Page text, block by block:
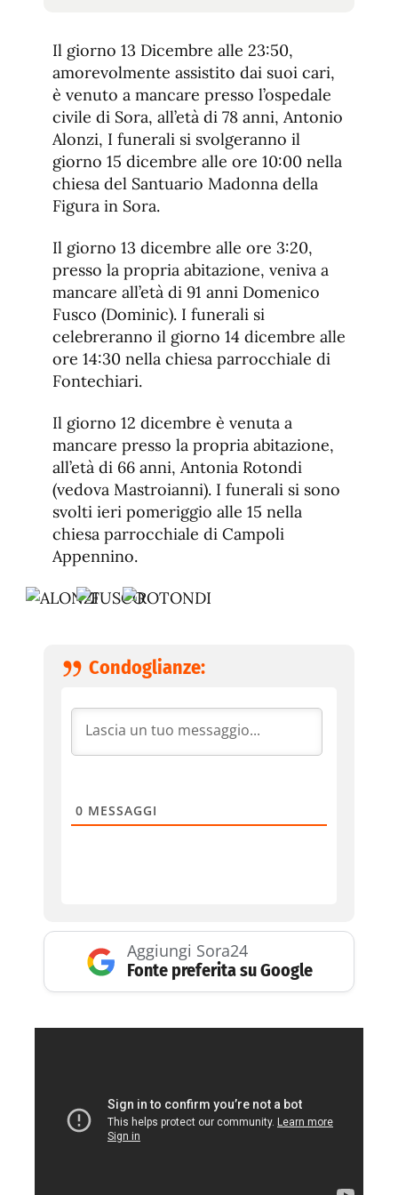
de
fuente
de
fuente.
Il giorno 13 Dicembre alle 23:50,
amorevolmente assistito dai suoi cari,
è venuto a mancare presso l’ospedale
civile di Sora, all’età di 78 anni, Antonio
Alonzi, I funerali si svolgeranno il
giorno 15 dicembre alle ore 10:00 nella
chiesa del Santuario Madonna della
Figura in Sora.
Il giorno 13 dicembre alle ore 3:20,
presso la propria abitazione, veniva a
mancare all’età di 91 anni Domenico
Fusco (Dominic). I funerali si
celebreranno il giorno 14 dicembre alle
ore 14:30 nella chiesa parrocchiale di
Fontechiari.
Il giorno 12 dicembre è venuta a
mancare presso la propria abitazione,
all’età di 66 anni, Antonia Rotondi
(vedova Mastroianni). I funerali si sono
svolti ieri pomeriggio alle 15 nella
chiesa parrocchiale di Campoli
Appennino.
Condoglianze:
0 MESSAGGI
Aggiungi Sora24
Fonte preferita su Google